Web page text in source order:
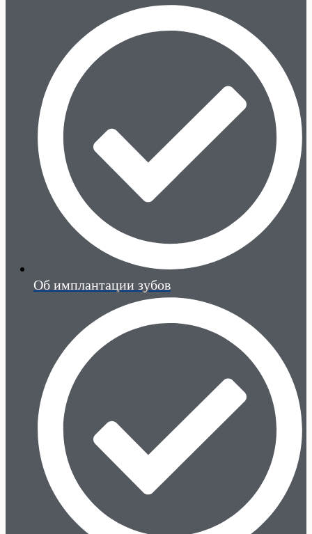
Об имплантации зубов